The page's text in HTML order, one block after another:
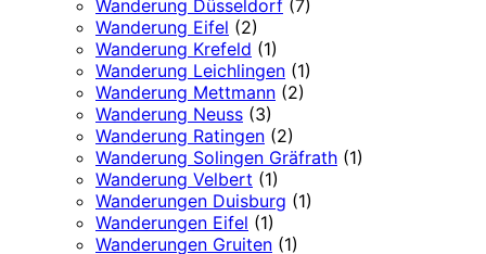
Wanderung Düsseldorf (7)
Wanderung Eifel (2)
Wanderung Krefeld (1)
Wanderung Leichlingen (1)
Wanderung Mettmann (2)
Wanderung Neuss (3)
Wanderung Ratingen (2)
Wanderung Solingen Gräfrath (1)
Wanderung Velbert (1)
Wanderungen Duisburg (1)
Wanderungen Eifel (1)
Wanderungen Gruiten (1)